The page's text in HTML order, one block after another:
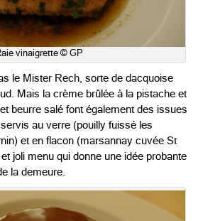
vinaigrette © GP
le Mister Rech, sorte de dacquoise
Mais la crème brûlée à la pistache et
beurre salé font également des issues
au verre (pouilly fuissé les
et en flacon (marsannay cuvée St
joli menu qui donne une idée probante
la demeure.